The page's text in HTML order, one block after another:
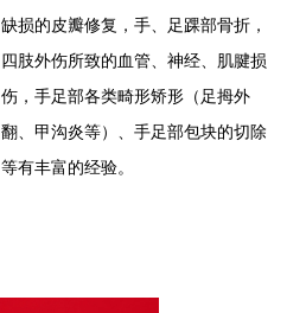
缺损的皮瓣修复，手、足踝部骨折，
四肢外伤所致的血管、神经、肌腱损
伤，手足部各类畸形矫形（足拇外
翻、甲沟炎等）、手足部包块的切除
等有丰富的经验。